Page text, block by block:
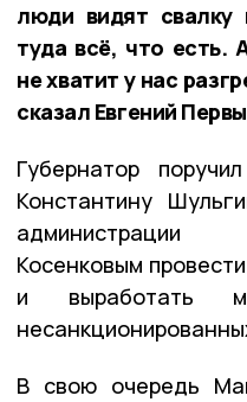
люди видят
туда всё, что есть.
не хватит у нас
сказал Евгений
Губернатор
Константину
Косенковым
и выработать
В свою очередь